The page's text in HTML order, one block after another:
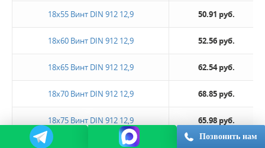
18х55 Винт DIN 912 12,9 50.91 руб.
18х60 Винт DIN 912 12,9 52.56 руб.
18х65 Винт DIN 912 12,9 62.54 руб.
18х70 Винт DIN 912 12,9 68.85 руб.
18х75 Винт DIN 912 12,9 65.98 руб.
Позвонить нам